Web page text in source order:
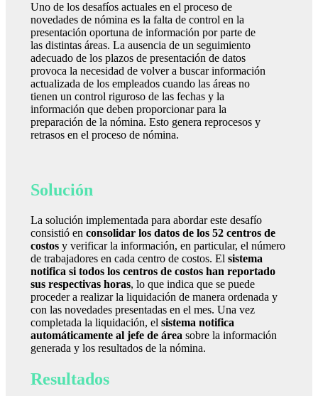
Uno de los desafíos actuales en el proceso de
novedades de nómina es la falta de control en la
presentación oportuna de información por parte de
las distintas áreas. La ausencia de un seguimiento
adecuado de los plazos de presentación de datos
provoca la necesidad de volver a buscar información
actualizada de los empleados cuando las áreas no
tienen un control riguroso de las fechas y la
información que deben proporcionar para la
preparación de la nómina. Esto genera reprocesos y
retrasos en el proceso de nómina.
Solución
La solución implementada para abordar este desafío
consistió en consolidar los datos de los 52 centros de
costosy verificar la información, en particular, el número
de trabajadores en cada centro de costos. El sistema
notifica si todos los centros de costos han reportado
sus respectivas horas, lo que indica que se puede
proceder a realizar la liquidación de manera ordenada y
con las novedades presentadas en el mes. Una vez
completada la liquidación, el sistema notifica
automáticamente al jefe de área sobre la información
generada y los resultados de la nómina.
Resultados